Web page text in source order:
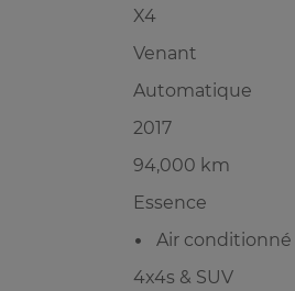
X4
Venant
Automatique
2017
94,000 km
Essence
Air conditionné
4x4s & SUV